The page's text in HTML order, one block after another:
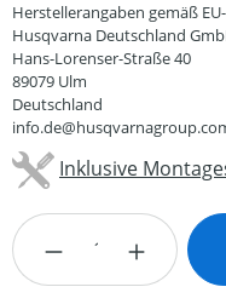
Herstellerangaben gemäß
Husqvarna Deutschland
Hans-Lorenser-Straße 40
89079 Ulm
Deutschland
Inklusive
Produkt Anzahl: